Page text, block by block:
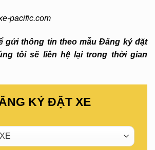
pacific.com
gửi thông tin theo mẫu Đăng ký đặt
tôi sẽ liên hệ lại trong thời gian
KÝ ĐẶT XE